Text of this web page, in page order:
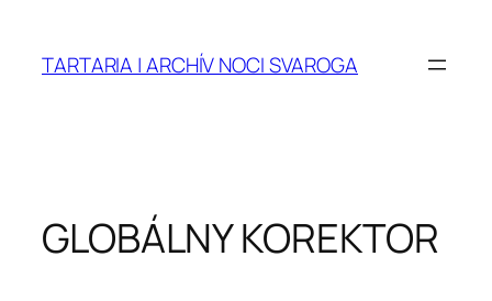
obsahTARTARIA | ARCHÍV NOCI SVAROGA
GLOBÁLNY KOREKTOR